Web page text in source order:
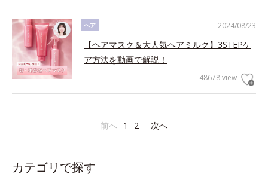
2024/08/23
ヘア
【ヘアマスク＆大人気ヘアミルク】3STEPケ
ア方法を動画で解説！
48678 view
前へ 1 2 次へ
カテゴリで探す